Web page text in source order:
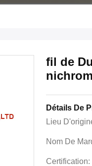
fil de
Détails De
Lieu
Nom De
Certification: